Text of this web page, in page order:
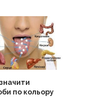
по кольору